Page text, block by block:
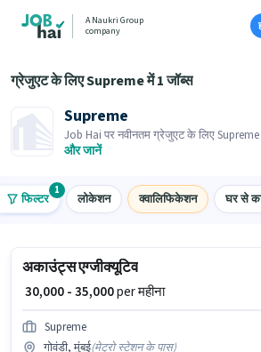
A Naukri Group
company
ग्रेजुएट के लिए Supreme में 1 जॉब्स
Supreme
Job Hai पर नवीनतम ग्रेजुएट के लिए
भर्तीकर्ता के पास आपके क्षेत्र में तत्काल रिक्तियां हैं।
और जानें
फिल्टर
1
लोकेशन क्वालिफिकेशन घर से
अकाउंट्स एग्जीक्यूटिव
₹ 30,000 - 35,000per महीना
Supreme
गोवंडी, मुंबई(मेट्रो स्टेशन के पास)